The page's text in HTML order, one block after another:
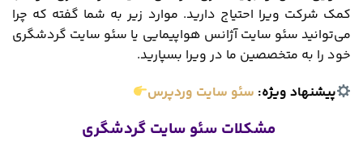
کمک شرکت ویرا احتیاج دارید. موارد زیر به شما گفته که چرا
می‌توانید سئو سایت آژانس هواپیمایی یا سئو سایت گردشگری
خود را به متخصصین ما در ویرا بسپارید.
پیشنهاد ویژه: سئو سایت وردپرس
مشکلات سئو سایت گردشگری